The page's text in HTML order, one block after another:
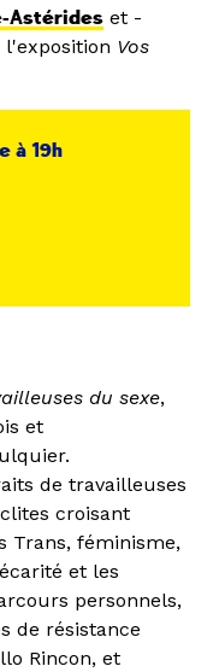
Astérides et -
l'exposition Vos
à 19h
du sexe,
et
de travailleuses
croisant
Trans, féminisme,
et les
personnels,
de résistance
Rincon, et